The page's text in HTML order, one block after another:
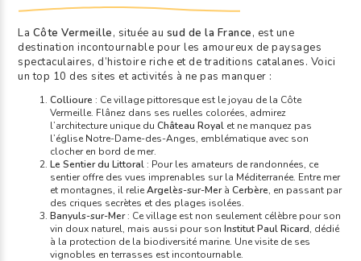
La Côte Vermeille, située au sud de la France, est une
destination incontournable pour les amoureux de paysages
spectaculaires, d’histoire riche et de traditions catalanes. Voici
un top 10 des sites et activités à ne pas manquer :
Collioure : Ce village pittoresque est le joyau de la Côte
Vermeille. Flânez dans ses ruelles colorées, admirez
l’architecture unique duChâteau Royal et ne manquez pas
l’église Notre-Dame-des-Anges, emblématique avec son
clocher en bord de mer.
Le Sentier du Littoral : Pour les amateurs de randonnées, ce
sentier offre des vues imprenables sur la Méditerranée. Entre mer
et montagnes, il relieArgelès-sur-MeràCerbère, en passant par
des criques secrètes et des plages isolées.
Banyuls-sur-Mer: Ce village est non seulement célèbre pour son
vin doux naturel, mais aussi pour sonInstitut Paul Ricard, dédié
à la protection de la biodiversité marine. Une visite de ses
vignobles en terrasses est incontournable.